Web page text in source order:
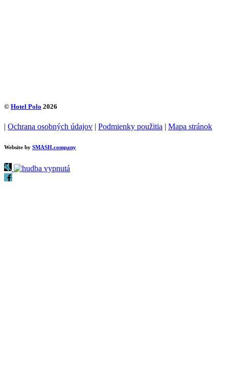
© Hotel Polo 2026
| Ochrana osobných údajov | Podmienky použitia | Mapa stránok
Website by SMASH.company